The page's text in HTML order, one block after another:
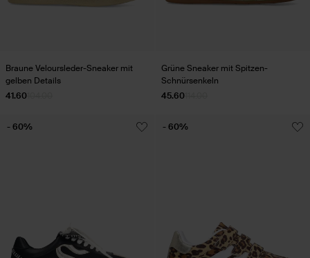
Braune Veloursleder-Sneaker mit
gelben Details
41.60
Grüne Sneaker mit Spitzen-
Schnürsenkeln
45.60
- 60% - 60%